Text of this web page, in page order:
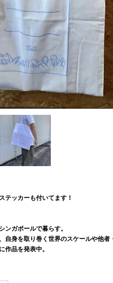
テッカーも付いてます！
ンガポールで暮らす。
自身を取り巻く世界のスケールや他
作品を発表中。